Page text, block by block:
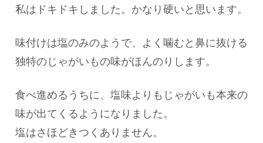
私はドキドキしました。かなり硬いと思います。
味付けは塩のみのようで、よく噛むと鼻に抜ける
独特のじゃがいもの味がほんのりします。
食べ進めるうちに、塩味よりもじゃがいも本来の
味が出てくるようになりました。
塩はさほどきつくありません。